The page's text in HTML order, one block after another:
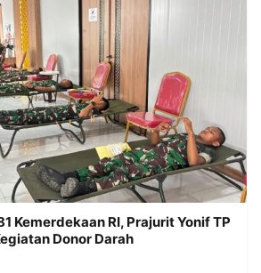
Kemerdekaan RI, Prajurit Yonif TP
Donor Darah